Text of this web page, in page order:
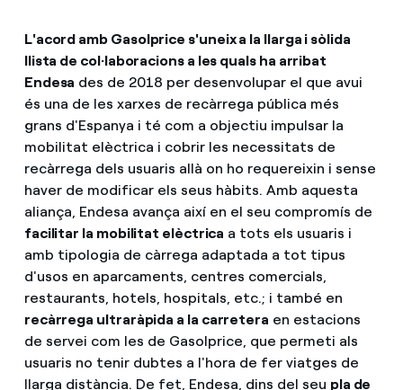
L'acord amb Gasolprice s'uneix a la llarga i sòlida
llista de col·laboracions a les quals ha arribat
Endesa des de 2018 per desenvolupar el que avui
és una de les xarxes de recàrrega pública més
grans d'Espanya i té com a objectiu impulsar la
mobilitat elèctrica i cobrir les necessitats de
recàrrega dels usuaris allà on ho requereixin i sense
haver de modificar els seus hàbits. Amb aquesta
aliança, Endesa avança així en el seu compromís de
facilitar la mobilitat elèctrica a tots els usuaris i
amb tipologia de càrrega adaptada a tot tipus
d'usos en aparcaments, centres comercials,
restaurants, hotels, hospitals, etc.; i també en
recàrrega ultraràpida a la carretera en estacions
de servei com les de Gasolprice, que permeti als
usuaris no tenir dubtes a l'hora de fer viatges de
llarga distància. De fet, Endesa, dins del seu pla de